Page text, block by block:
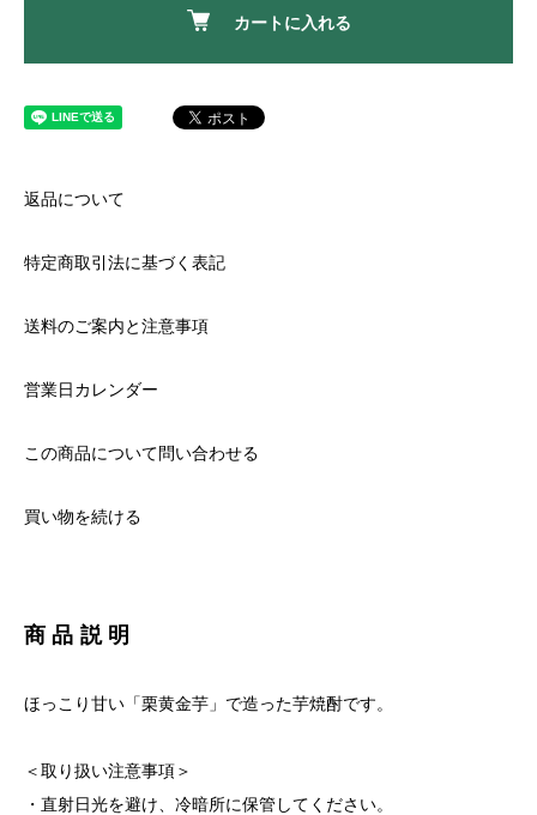
カートに入れる
返品について
特定商取引法に基づく表記
送料のご案内と注意事項
営業日カレンダー
この商品について問い合わせる
買い物を続ける
商品説明
ほっこり甘い「栗黄金芋」で造った芋焼酎です。
＜取り扱い注意事項＞
・直射日光を避け、冷暗所に保管してください。